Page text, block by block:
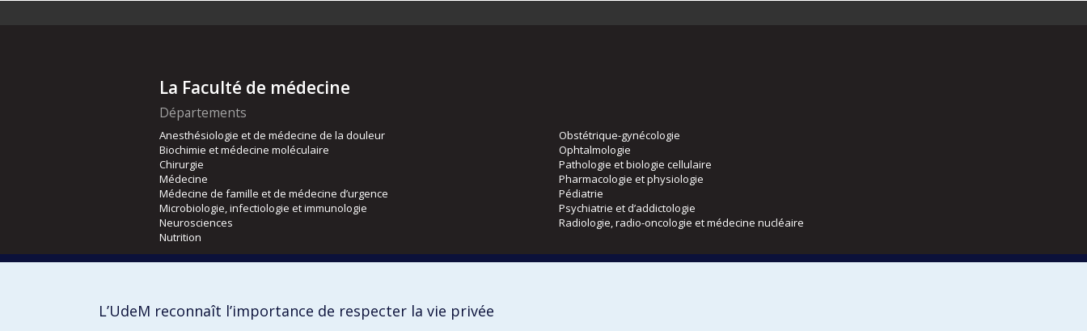
La Faculté de médecine
Départements
Anesthésiologie et de médecine de la douleur
Biochimie et médecine moléculaire
Chirurgie
Médecine
Médecine de famille et de médecine d’urgence
Microbiologie, infectiologie et immunologie
Neurosciences
Nutrition
Obstétrique-gynécologie
Ophtalmologie
Pathologie et biologie cellulaire
Pharmacologie et physiologie
Pédiatrie
Psychiatrie et d’addictologie
Radiologie, radio-oncologie et médecine nucléaire
Orthophonie et audiologie
L’UdeM reconnaît l’importance de respecter la vie privée